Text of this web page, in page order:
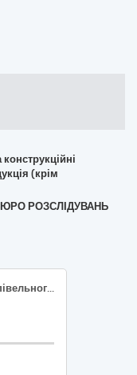
конструкційні
(крім
БЮРО РОЗСЛІДУВАНЬ
ДК 021:2015 за кодом Єдиного закупівельного словника (CPV): 44530000-4 – Кріпильні деталі (саморізи, дюбелі та кріплення)